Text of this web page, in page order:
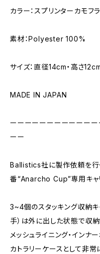
カラー：スプリンターカモフ
素材：Polyester 100%
サイズ：直径14cm・高さ
MADE IN JAPAN
ーーーーーーーーーーー
ーー
Ballistics社に製作依頼を
番“Anarcho Cup”専用キャ
3~4個のスタッキング収納キ
手）は外に出した状態で収納
メッシュライニング・インナ
カトラリーケースとして非